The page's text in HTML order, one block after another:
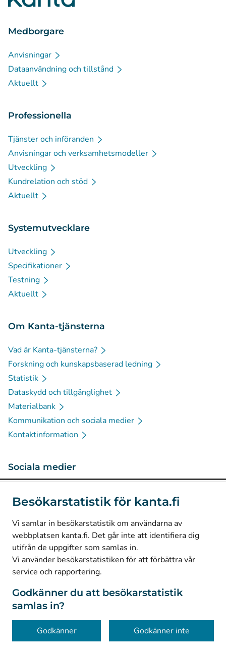
Besökarstatistik för kanta.fi
Vi samlar in besökarstatistik om användarna av
webbplatsen kanta.fi. Det går inte att identifiera dig
utifrån de uppgifter som samlas in.
Vi använder besökarstatistiken för att förbättra vår
service och rapportering.
Godkänner du att besökarstatistik
samlas in?
Godkänner Godkänner inte
Medborgare
Anvisningar
Dataanvändning och tillstånd
Aktuellt
Professionella
Tjänster och införanden
Anvisningar och verksamhetsmodeller
Utveckling
Kundrelation och stöd
Aktuellt
Systemutvecklare
Utveckling
Specifikationer
Testning
Aktuellt
Om Kanta-tjänsterna
Vad är Kanta-tjänsterna?
Forskning och kunskapsbaserad ledning
Statistik
Dataskydd och tillgänglighet
Materialbank
Kommunikation och sociala medier
Kontaktinformation
Sociala medier
LinkedIn(Avautuu uuteen välilehteen)
Facebook
Avautuu uuteen välilehteen)
© Kanta-Palvelut, Kansaneläkelaitos
Dataskydd
Om webbplatsen
Tillgänglighet
Kakor